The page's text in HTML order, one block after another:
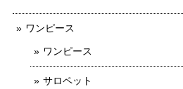
ワンピース
ワンピース
サロペット